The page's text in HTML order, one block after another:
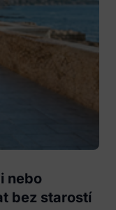
nebo
bez starostí